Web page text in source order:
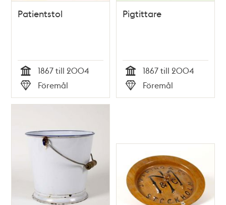
Patientstol
Tid
1867 till 2004
Typ
Föremål
Pigtittare
Tid
1867 till 2004
Typ
Föremål